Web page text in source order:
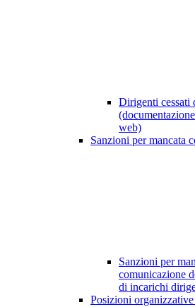
Dirigenti cessati
web)
Sanzioni per mancata
Sanzioni per
comunicazione
di incarichi
Posizioni organizzative